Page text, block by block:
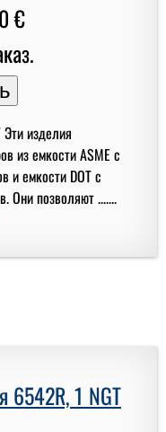
€
изделия
из емкости ASME с
и емкости DOT с
Они позволяют .......
6542R, 1 NGT